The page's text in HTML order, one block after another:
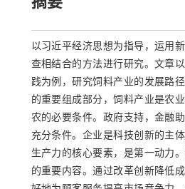
以习近平经济思想为指导，运用
查相结合的方法进行研究。文章
践为例，研究饲料产业的发展路
的重要组成部分，饲料产业是农
农的必要条件。政府支持，金融
充分条件。企业是科技创新的主
生产力的核心要素，是第一动力
的重要内容。通过改革创新降低